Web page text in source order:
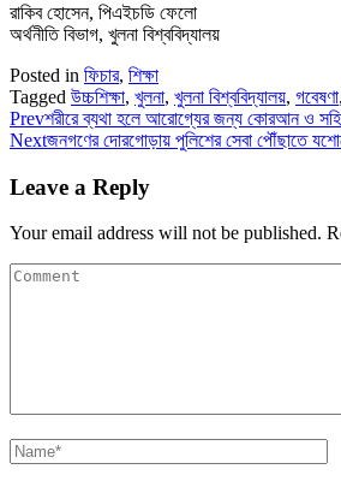
রাকিব হোসেন, পিএইচডি ফেলো
অর্থনীতি বিভাগ, খুলনা বিশ্ববিদ্যালয়
Posted in ফিচার, শিক্ষা
Tagged উচ্চশিক্ষা, খুলনা, খুলনা বিশ্ববিদ্যালয়, গবেষণা,
Prevশরীরে ব্যথা হলে আরোগ্যের জন্য কোরআন ও
Nextজনগণের দোরগোড়ায় পুলিশের সেবা পৌঁছাতে
Leave a Reply
Your email address will not be published.